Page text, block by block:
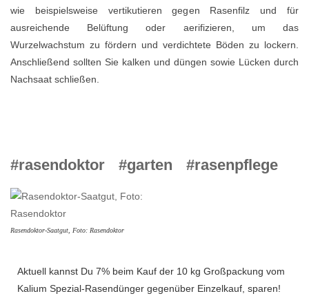
wie beispielsweise vertikutieren gegen Rasenfilz und für
ausreichende Belüftung oder aerifizieren, um das
Wurzelwachstum zu fördern und verdichtete Böden zu lockern.
Anschließend sollten Sie kalken und düngen sowie Lücken durch
Nachsaat schließen.
#rasendoktor #garten #rasenpflege
Rasendoktor-Saatgut, Foto: Rasendoktor
Aktuell kannst Du 7% beim Kauf der 10 kg Großpackung vom
Kalium Spezial-Rasendünger gegenüber Einzelkauf, sparen!